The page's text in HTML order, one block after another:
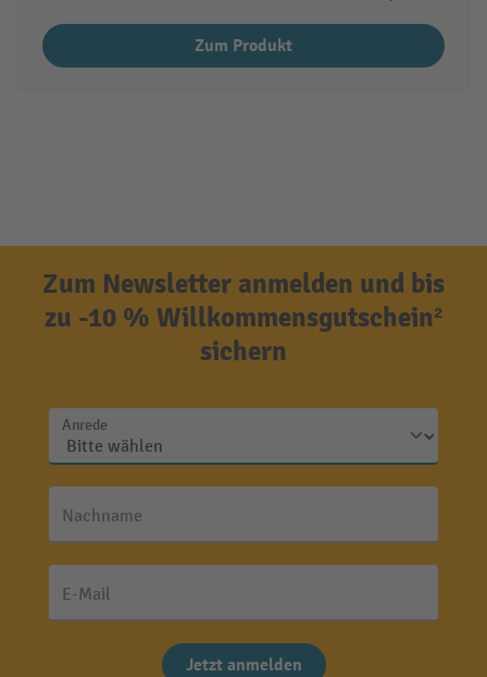
Zum Produkt
Zum Newsletter anmelden und bis
zu -10 % Willkommensgutschein²
sichern
Anrede
Nachname
E-Mail
Jetzt anmelden